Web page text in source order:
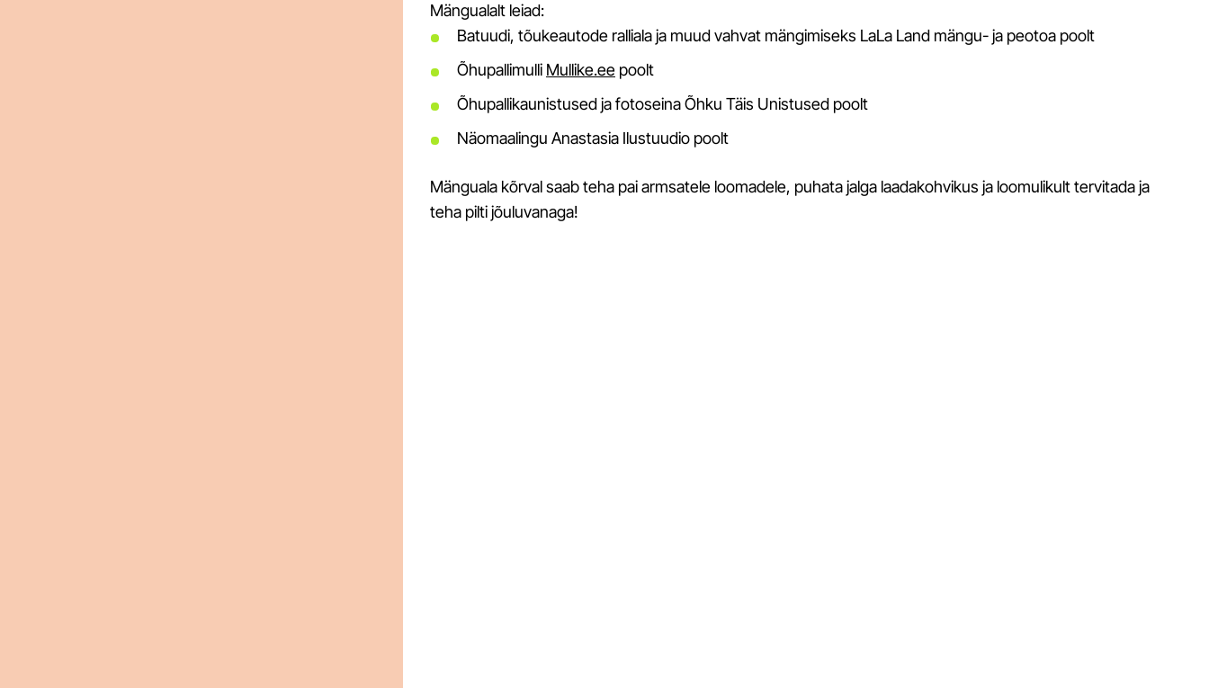
Mängualalt leiad:
Batuudi, tõukeautode ralliala ja muud vahvat mängimiseks LaLa Land mängu- ja peotoa poolt
Õhupallimulli Mullike.ee poolt
Õhupallikaunistused ja fotoseina Õhku Täis Unistused poolt
Näomaalingu Anastasia Ilustuudio poolt
Mänguala kõrval saab teha pai armsatele loomadele, puhata jalga laadakohvikus ja loomulikult tervitada ja
teha pilti jõuluvanaga!